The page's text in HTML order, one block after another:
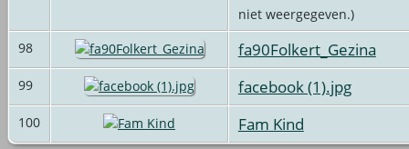
niet weergegeven.)
98
fa90Folkert_Gezina
99 facebook (1).jpg
100 Fam Kind